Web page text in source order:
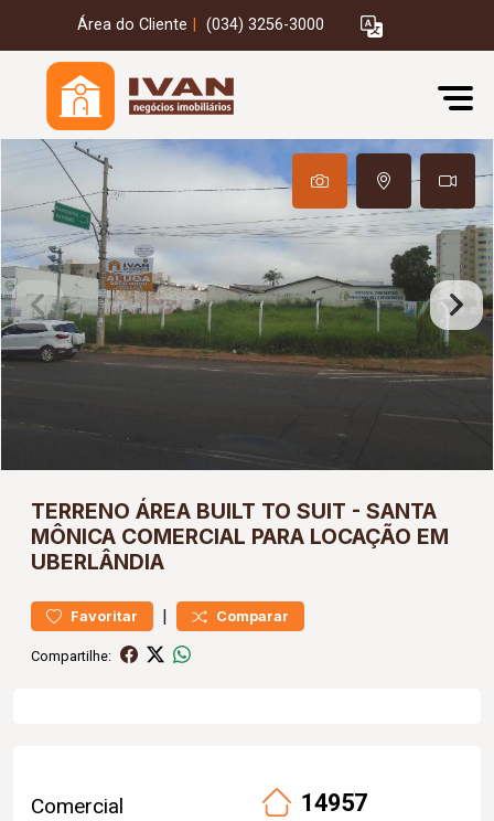
Área do Cliente (034) 3256-3000
TERRENO ÁREA BUILT TO SUIT - SANTA
MÔNICA COMERCIAL PARA LOCAÇÃO EM
UBERLÂNDIA
Favoritar | Comparar
Compartilhe:
Comercial 14957